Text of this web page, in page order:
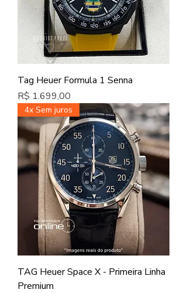
Tag Heuer Formula 1 Senna
Preço
R$ 1.699,00
4x Sem juros
TAG Heuer Space X - Primeira Linha
Premium